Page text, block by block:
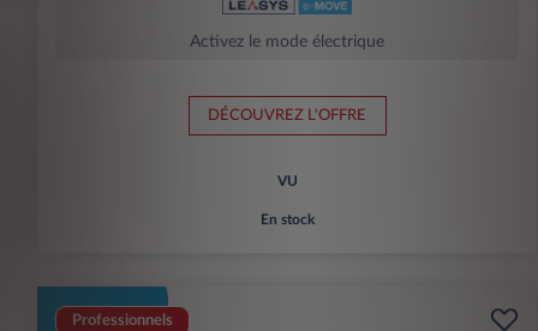
Activez le mode électrique
DÉCOUVREZ L'OFFRE
VU
En stock
Professionnels